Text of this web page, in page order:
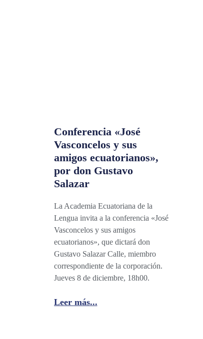
Conferencia «José
Vasconcelos y sus
amigos ecuatorianos»,
por don Gustavo
Salazar
La Academia Ecuatoriana de la
Lengua invita a la conferencia «José
Vasconcelos y sus amigos
ecuatorianos», que dictará don
Gustavo Salazar Calle, miembro
correspondiente de la corporación.
Jueves 8 de diciembre, 18h00.
Leer más...